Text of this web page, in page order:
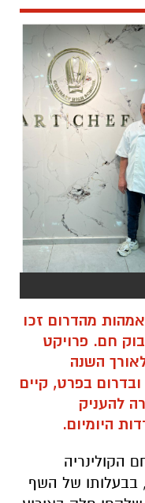
מהדרום זכו
חם. פרויקט
השנה
בפרט, קיים
להעניק
היומיום.
הקולינריה
בבעלותו של השף